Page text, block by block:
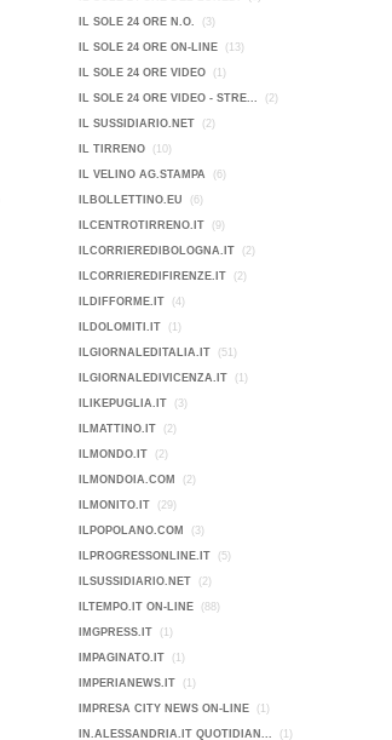
IL SOLE 24 ORE N.O. (3)
IL SOLE 24 ORE ON-LINE (13)
IL SOLE 24 ORE VIDEO (1)
IL SOLE 24 ORE VIDEO - STRE... (2)
IL SUSSIDIARIO.NET (2)
IL TIRRENO (10)
IL VELINO AG.STAMPA (6)
ILBOLLETTINO.EU (6)
ILCENTROTIRRENO.IT (9)
ILCORRIEREDIBOLOGNA.IT (2)
ILCORRIEREDIFIRENZE.IT (2)
ILDIFFORME.IT (4)
ILDOLOMITI.IT (1)
ILGIORNALEDITALIA.IT (51)
ILGIORNALEDIVICENZA.IT (1)
ILIKEPUGLIA.IT (3)
ILMATTINO.IT (2)
ILMONDO.IT (2)
ILMONDOIA.COM (2)
ILMONITO.IT (29)
ILPOPOLANO.COM (3)
ILPROGRESSONLINE.IT (5)
ILSUSSIDIARIO.NET (2)
ILTEMPO.IT ON-LINE (88)
IMGPRESS.IT (1)
IMPAGINATO.IT (1)
IMPERIANEWS.IT (1)
IMPRESA CITY NEWS ON-LINE (1)
IN.ALESSANDRIA.IT QUOTIDIAN... (1)